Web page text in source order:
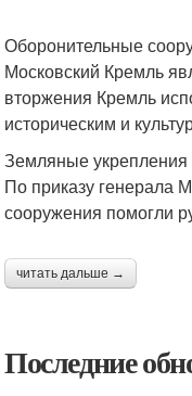
Оборонительные
Московский Кремль
вторжения Кремль
историческим и
Земляные укрепления
По приказу генерала
сооружения помогли
читать дальше →
Последние